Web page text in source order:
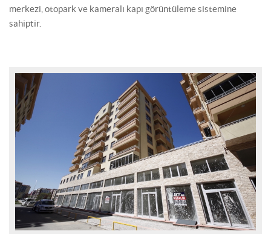
merkezi, otopark ve kameralı kapı görüntüleme sistemine
sahiptir.